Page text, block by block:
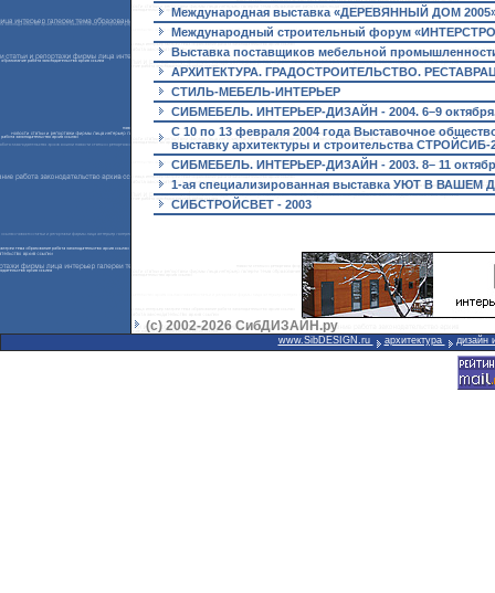
Международная выставка «ДЕРЕВЯННЫЙ ДОМ 2005»
Международный строительный форум
Выставка поставщиков мебельной
АРХИТЕКТУРА. ГРАДОСТРОИТЕЛЬСТВО.
СТИЛЬ-МЕБЕЛЬ-ИНТЕРЬЕР
СИБМЕБЕЛЬ. ИНТЕРЬЕР-ДИЗАЙН - 2004. 6–9
С 10 по 13 февраля 2004 года Выставочное
выставку архитектуры и строительства СТРОЙСИБ-
СИБМЕБЕЛЬ. ИНТЕРЬЕР-ДИЗАЙН - 2003. 8– 11
1-ая специализированная выставка УЮТ В ВАШЕМ
СИБСТРОЙСВЕТ - 2003
(с) 2002-2026 СибДИЗАЙН.ру
www.SibDESIGN.ru архитектура дизайн